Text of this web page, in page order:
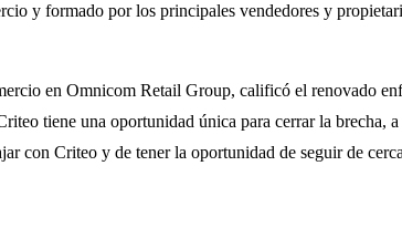
y formado por los principales vendedores y
en Omnicom Retail Group, calificó el renovado
tiene una oportunidad única para cerrar la brecha,
con Criteo y de tener la oportunidad de seguir de